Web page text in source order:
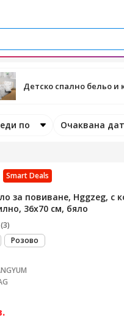
Детско спално бельо и
по Очаквана
Smart Deals
за повиване, Hggzeg, с
36x70 см, бяло
(3)
Розово